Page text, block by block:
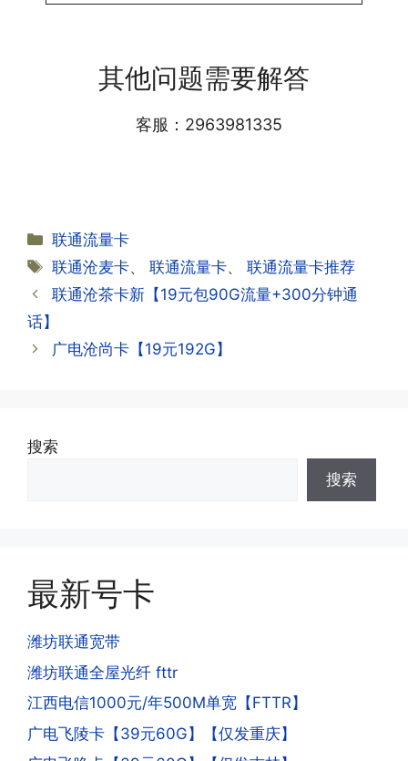
详细套餐，这就说明已激活成功!耗时一
早上才可以进行人工审核;快递激活的基
·2.激活成功了，我怎么查套餐呢?
答:下载对应运营商的官方手机营业厅
APP,进行登录绑定，登录后可以在主页
到，耐心等待48小时后，再刷新app即
答:这是属于正常现象，属于刚激活到账
是因为激活当月的流量会按照您激活剩余
的天数折算到账，次月就会全额到账，留
超出额外扣费哦。
·4.实际扣费月租
答:
小哥处参加活动充值，后续充值就是任意
业厅都可以;
信大部分都没有合约期，每一个卡的产品
资料都有详细的注销流程和注意事项;
·3.注销后，会不会影响我的信誉?
·4.为什么手机卡刚激活60天内不能换手
去骗人。他必须注册很多APP才可以去骗
人。他们是用专业设备插手机卡打的，所
以会经常换卡槽换设备。所以基于这些特
点，运营商系统会识别到，如果你有类似
的异常使用行为，就会让你二次认证。二
次认证是为了证明你本人在使用这张卡。
一般二次认证的流程是本人使用这张卡的
流量，通过运营商链接刷人脸，拍身份证
其他问题需要解答
客服：2963981335
分
类
联通流量卡
标
签
联通沧麦卡、联通流量卡、联通流量卡推荐
联通沧茶卡新【19元包90G流量+300分钟通
话】
广电沧尚卡【19元192G】
搜索
搜索
最新号卡
潍坊联通宽带
潍坊联通全屋光纤 fttr
江西电信1000元/年500M单宽【FTTR】
广电飞陵卡【39元60G】【仅发重庆】